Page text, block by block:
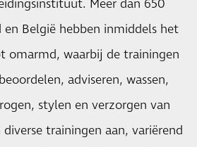
Meer dan 650
en België hebben inmiddels het
omarmd, waarbij de trainingen
adviseren, wassen,
stylen en verzorgen van
trainingen aan, variërend